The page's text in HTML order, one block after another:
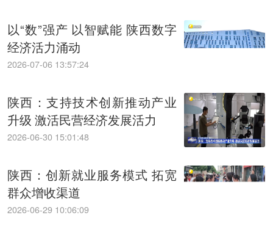
以“数”强产 以智赋能 陕西数字
经济活力涌动
2026-07-06 13:57:24
陕西：支持技术创新推动产业
升级 激活民营经济发展活力
2026-06-30 15:01:48
陕西：创新就业服务模式 拓宽
群众增收渠道
2026-06-29 10:06:09